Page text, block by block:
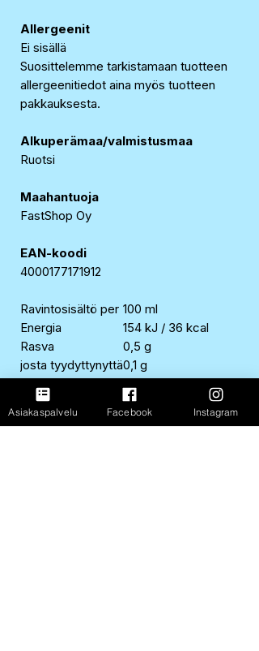
Allergeenit
Ei sisällä
Suosittelemme tarkistamaan tuotteen
allergeenitiedot aina myös tuotteen
pakkauksesta.
Alkuperämaa/valmistusmaa
Ruotsi
Maahantuoja
FastShop Oy
EAN-koodi
4000177171912
Ravintosisältö per 100 ml
Energia
154 kJ / 36 kcal
Rasva
0,5 g
josta tyydyttynyttä0,1 g
Hiilihydraatit
8,7 g
josta sokereita
8,7 g
Proteiini
0,5 g
Asiakaspalvelu Facebook Instagram